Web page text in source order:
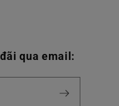
qua email: